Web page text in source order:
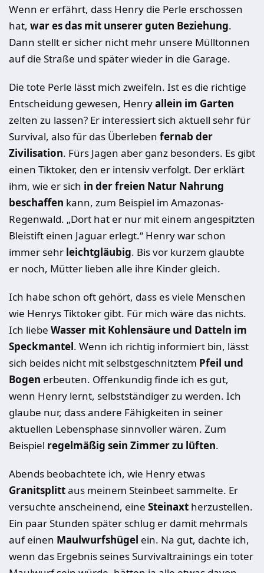
Wenn er erfährt, dass Henry die Perle erschossen
hat, war es das mit unserer guten Beziehung.
Dann stellt er sicher nicht mehr unsere Mülltonnen
auf die Straße und später wieder in die Garage.
Die tote Perle lässt mich zweifeln. Ist es die richtige
Entscheidung gewesen, Henryallein im Garten
zelten zu lassen? Er interessiert sich aktuell sehr für
Survival, also für das Überleben fernab der
Zivilisation. Fürs Jagen aber ganz besonders. Es gibt
einen Tiktoker, den er intensiv verfolgt. Der erklärt
ihm, wie er sich in der freien Natur Nahrung
beschaffen kann, zum Beispiel im Amazonas-
Regenwald. „Dort hat er nur mit einem angespitzten
Bleistift einen Jaguar erlegt.“ Henry war schon
immer sehr leichtgläubig. Bis vor kurzem glaubte
er noch, Mütter lieben alle ihre Kinder gleich.
Ich habe schon oft gehört, dass es viele Menschen
wie Henrys Tiktoker gibt. Für mich wäre das nichts.
Ich liebe Wasser mit Kohlensäure und Datteln im
Speckmantel. Wenn ich richtig informiert bin, lässt
sich beides nicht mit selbstgeschnitztem Pfeil und
Bogen erbeuten. Offenkundig finde ich es gut,
wenn Henry lernt, selbstständiger zu werden. Ich
glaube nur, dass andere Fähigkeiten in seiner
aktuellen Lebensphase sinnvoller wären. Zum
Beispiel regelmäßig sein Zimmer zu lüften.
Abends beobachtete ich, wie Henry etwas
Granitsplittaus meinem Steinbeet sammelte. Er
versuchte anscheinend, eine Steinaxt herzustellen.
Ein paar Stunden später schlug er damit mehrmals
auf einen Maulwurfshügel ein. Na gut, dachte ich,
wenn das Ergebnis seines Survivaltrainings ein toter